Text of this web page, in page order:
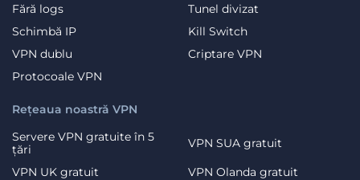
Fără logs
Tunel divizat
Schimbă IP
Kill Switch
VPN dublu
Criptare VPN
Protocoale VPN
Rețeaua noastră VPN
Servere VPN gratuite în 5
țări
VPN SUA gratuit
VPN UK gratuit
VPN Olanda gratuit